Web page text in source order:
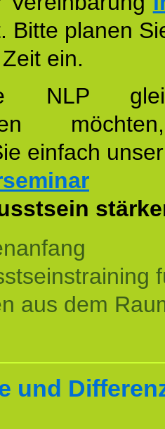
Bitte planen
ein.
NLP
einfach unser
aus dem
und